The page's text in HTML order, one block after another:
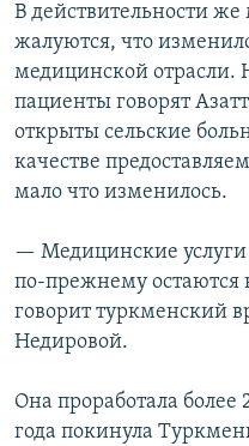
В действительности
жалуются, что
медицинской отрасли.
пациенты говорят
открыты сельские
качестве
мало что изменилось.
— Медицинские
по-прежнему остаются
говорит туркменский
Недировой.
Она проработала более
года покинула